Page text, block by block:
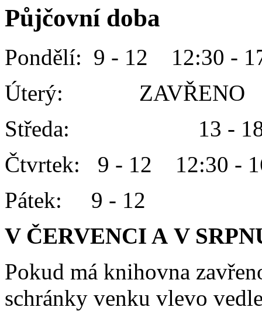
Půjčovní doba
Pondělí: 9 - 12 12:30 -
Úterý: ZAVŘENO
Středa: 13 -
Čtvrtek: 9 - 12 12:30 -
Pátek: 9 - 12
V ČERVENCI A V
Pokud má knihovna
schránky venku vlevo